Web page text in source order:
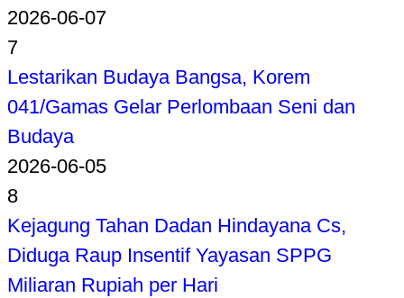
2026-06-07
7
Lestarikan Budaya Bangsa, Korem
041/Gamas Gelar Perlombaan Seni dan
Budaya
2026-06-05
8
Kejagung Tahan Dadan Hindayana Cs,
Diduga Raup Insentif Yayasan SPPG
Miliaran Rupiah per Hari